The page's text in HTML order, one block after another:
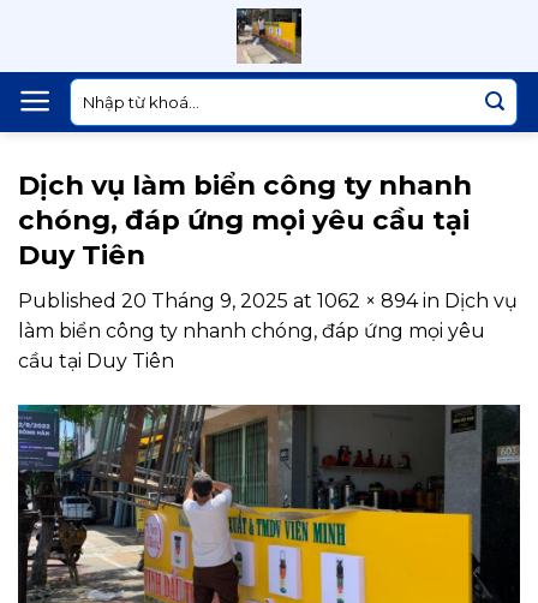
content
Tìm
kiếm:
Dịch vụ làm biển công ty nhanh
chóng, đáp ứng mọi yêu cầu tại
Duy Tiên
Published 20 Tháng 9, 2025 at 1062 × 894in Dịch vụ
làm biển công ty nhanh chóng, đáp ứng mọi yêu
cầu tại Duy Tiên